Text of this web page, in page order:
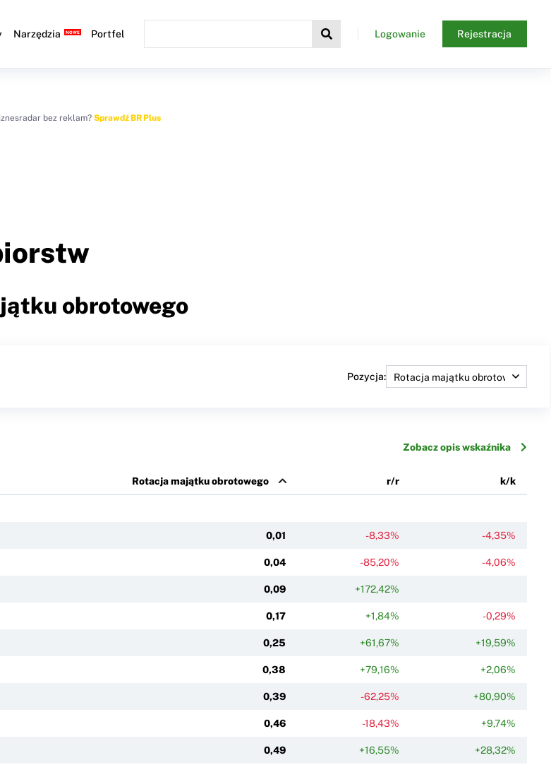
Narzędzia Portfel Logowanie Rejestracja
bez reklam? Sprawdź BR Plus
obrotowego
Pozycja:
Zobacz opis wskaźnika
Rotacja majątku obrotowego r/r k/k
0,01 -8,33% -4,35%
0,04 -85,20% -4,06%
0,09 +172,42%
0,17 +1,84% -0,29%
0,25 +61,67% +19,59%
0,38 +79,16% +2,06%
0,39 -62,25% +80,90%
0,46 -18,43% +9,74%
0,49 +16,55% +28,32%